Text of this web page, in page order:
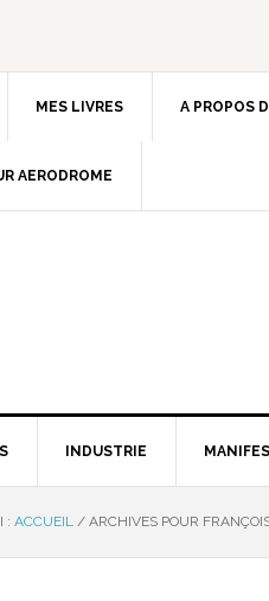
MES LIVRES A PROPOS
AERODROME
INDUSTRIE
: ACCUEIL / ARCHIVES POUR